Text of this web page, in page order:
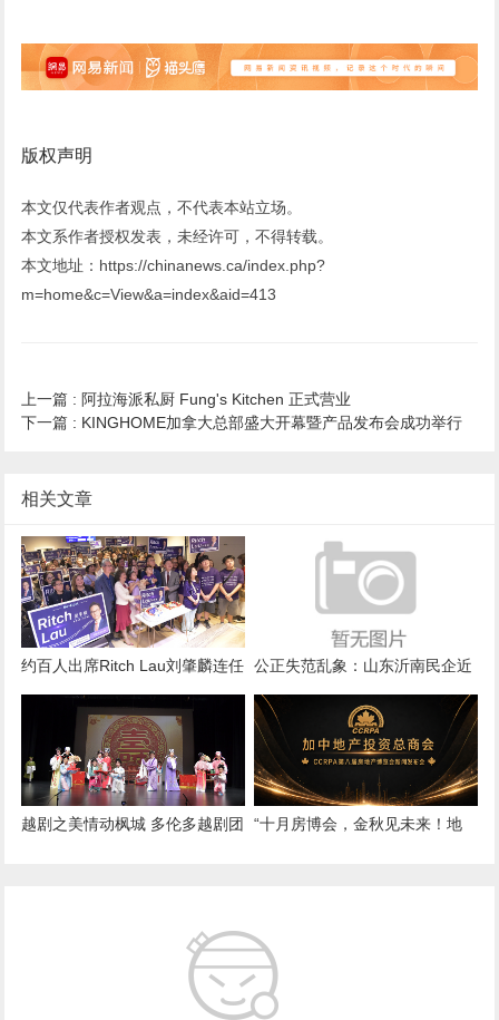
版权声明
本文仅代表作者观点，不代表本站立场。
本文系作者授权发表，未经许可，不得转载。
本文地址：https://chinanews.ca/index.php?
m=home&c=View&a=index&aid=413
上一篇 : 阿拉海派私厨 Fung's Kitchen 正式营业
下一篇 : KINGHOME加拿大总部盛大开幕暨产品发布会成功举行
相关文章
约百人出席Ritch Lau刘肇麟连任
竞选启动大会 公布万
公正失范乱象：山东沂南民企近
千万合法资金遭长期违规扣押 款
项
越剧之美情动枫城 多伦多越剧团
“十月房博会，金秋见未来！地